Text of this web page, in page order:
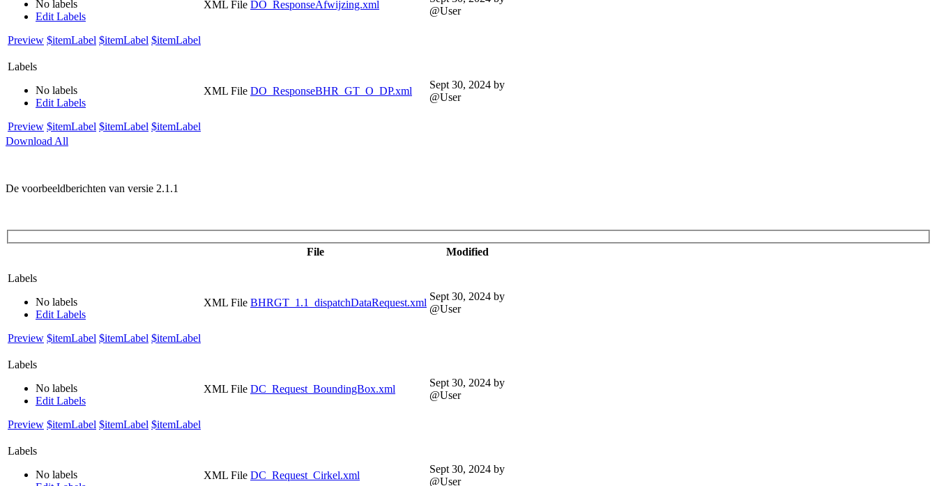
No labels
Edit Labels
Preview $itemLabel $itemLabel $itemLabel
XML File DO_ResponseAfwijzing.xml
@User
Labels
No labels
Edit Labels
Preview $itemLabel $itemLabel $itemLabel
XML File DO_ResponseBHR_GT_O_DP.xml
Sept 30, 2024 by
@User
Download All
De voorbeeldberichten van versie 2.1.1
File Modified
Labels
No labels
Edit Labels
Preview $itemLabel $itemLabel $itemLabel
XML File BHRGT_1.1_dispatchDataRequest.xml
Sept 30, 2024 by
@User
Labels
No labels
Edit Labels
Preview $itemLabel $itemLabel $itemLabel
XML File DC_Request_BoundingBox.xml
Sept 30, 2024 by
@User
Labels
No labels
XML File DC_Request_Cirkel.xml
Sept 30, 2024 by
@User